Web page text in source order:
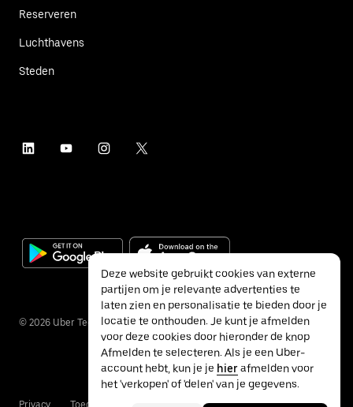
Reserveren
Luchthavens
Steden
© 2026 Uber Technologies Inc.
Privacy Toegankelijkheid Voorwaarden
Deze website gebruikt cookies van externe
partijen om je relevante advertenties te
laten zien en personalisatie te bieden door je
locatie te onthouden. Je kunt je afmelden
voor deze cookies door hieronder de knop
Afmelden te selecteren. Als je een Uber-
account hebt, kun je je hierafmelden voor
het 'verkopen' of 'delen' van je gegevens.